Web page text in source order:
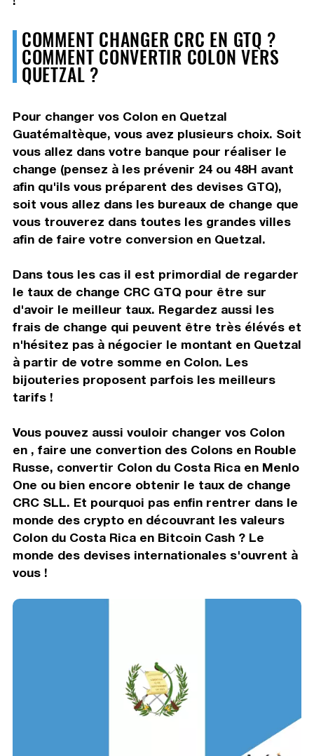
COMMENT CHANGER CRC EN GTQ ?
COMMENT CONVERTIR COLON VERS
QUETZAL ?
Pour changer vos Colon en Quetzal
Guatémaltèque, vous avez plusieurs choix. Soit
vous allez dans votre banque pour réaliser le
change (pensez à les prévenir 24 ou 48H avant
afin qu'ils vous préparent des devises GTQ),
soit vous allez dans les bureaux de change que
vous trouverez dans toutes les grandes villes
afin de faire votre conversion en Quetzal.
Dans tous les cas il est primordial de regarder
le taux de change CRC GTQ pour être sur
d'avoir le meilleur taux. Regardez aussi les
frais de change qui peuvent être très élévés et
n'hésitez pas à négocier le montant en Quetzal
à partir de votre somme en Colon. Les
bijouteries proposent parfois les meilleurs
tarifs !
Vous pouvez aussi vouloir changer vos Colon
en , faire une convertion des Colons en Rouble
Russe, convertir Colon du Costa Rica en Menlo
One ou bien encore obtenir le taux de change
CRC SLL. Et pourquoi pas enfin rentrer dans le
monde des crypto en découvrant les valeurs
Colon du Costa Rica en Bitcoin Cash ? Le
monde des devises internationales s'ouvrent à
vous !